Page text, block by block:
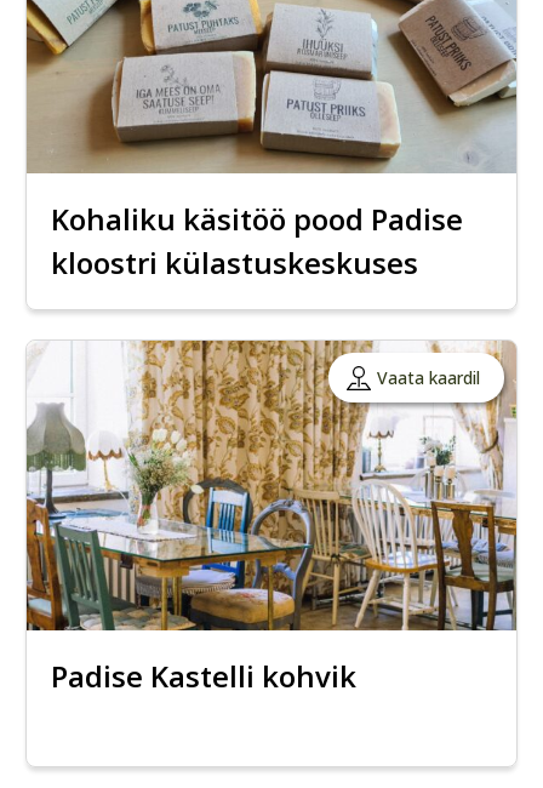
Kohaliku käsitöö pood Padise
kloostri külastuskeskuses
Vaata kaardil
Padise Kastelli kohvik